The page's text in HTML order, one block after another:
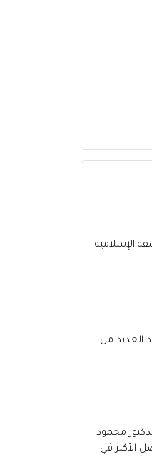
الإسلامية
العديد من
محمود
التي كان لها الفضل الأكبر في